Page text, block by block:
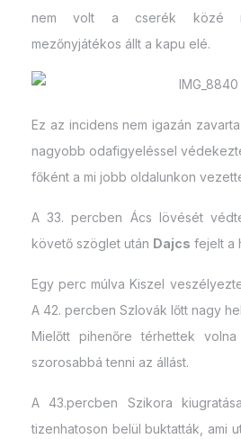
nem volt a cserék közé
mezőnyjátékos állt a kapu elé.
Ez az incidens nem igazán
nagyobb odafigyeléssel
főként a mi jobb oldalunkon
A 33. percben Ács lövését
követő szöglet után Dajcs fejelt a
Egy perc múlva Kiszel
A 42. percben Szlovák lőtt nagy
Mielőtt pihenőre térhettek
szorosabbá tenni az állást.
A 43.percben Szikora
tizenhatoson belül buktatták, ami